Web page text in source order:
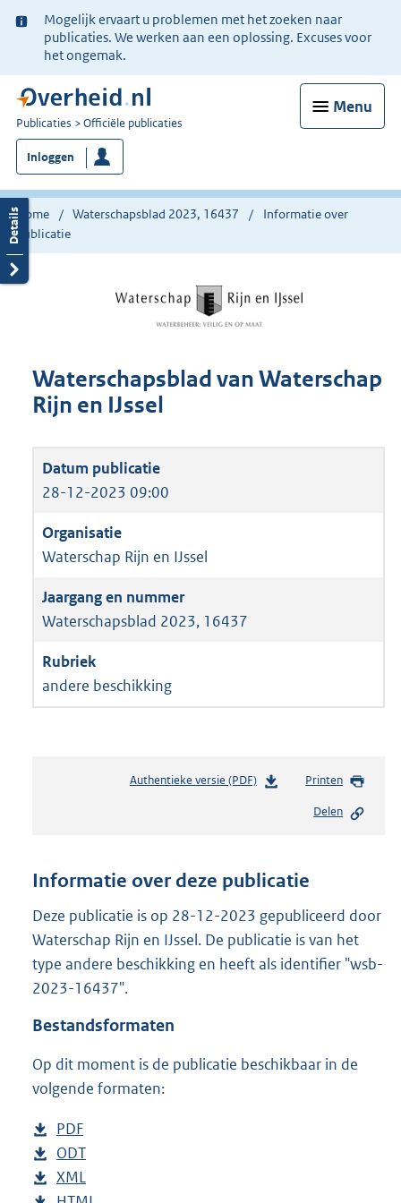
Ter
informatie:
Mogelijk ervaart u problemen met het zoeken naar
publicaties. We werken aan een oplossing. Excuses voor
het ongemak.
Menu
U
bent
nu
hier:
Publicaties Officiële publicaties
Inloggen
Home Waterschapsblad 2023, 16437
Informatie over
publicatie
Waterschapsblad van Waterschap
Rijn en IJssel
28-12-2023 09:00
Waterschap Rijn en IJssel
Waterschapsblad 2023, 16437
andere beschikking
Authentieke versie (PDF)b
n
s
g
r
o
:
Printen
Delen
Informatie over deze publicatie
Deze publicatie is op 28-12-2023 gepubliceerd door
Waterschap Rijn en IJssel. De publicatie is van het
type andere beschikking en heeft als identifier "wsb-
2023-16437".
Bestandsformaten
Op dit moment is de publicatie beschikbaar in de
volgende formaten:
D
o
w
PDF
e
s
D
o
ODT
D
XML